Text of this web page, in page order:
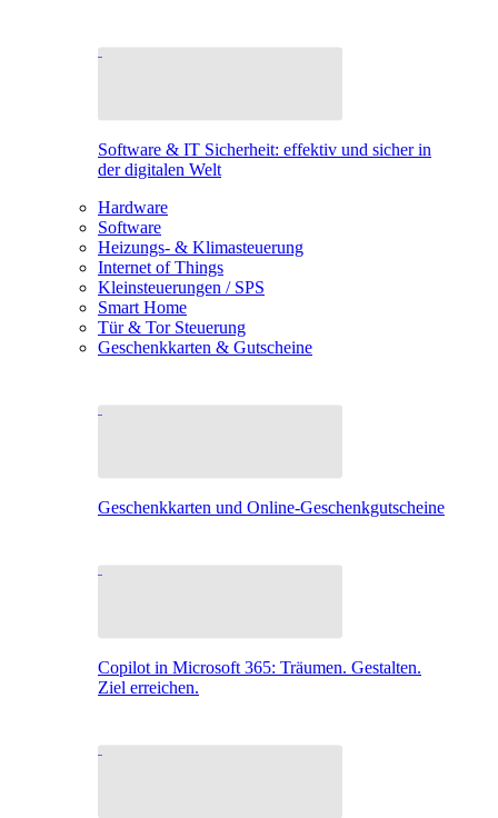
Software & IT Sicherheit: effektiv und sicher in
der digitalen Welt
Hardware
Software
Heizungs- & Klimasteuerung
Internet of Things
Kleinsteuerungen / SPS
Smart Home
Tür & Tor Steuerung
Geschenkkarten & Gutscheine
Geschenkkarten und Online-Geschenkgutscheine
Copilot in Microsoft 365: Träumen. Gestalten.
Ziel erreichen.